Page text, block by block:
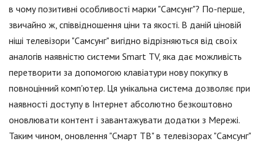
в чому позитивні особливості марки "Самсунг"? По-перше,
звичайно ж, співвідношення ціни та якості. В даній ціновій
ніші телевізори "Самсунг" вигідно відрізняються від своїх
аналогів наявністю системи Smart TV, яка дає можливість
перетворити за допомогою клавіатури нову покупку в
повноцінний комп'ютер. Ця унікальна система дозволяє при
наявності доступу в Інтернет абсолютно безкоштовно
оновлювати контент і завантажувати додатки з Мережі.
Таким чином, оновлення "Смарт ТВ" в телевізорах "Самсунг"